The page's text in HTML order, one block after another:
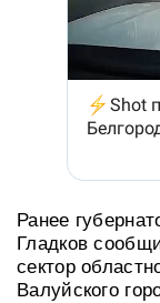
Ранее
Гладков
сектор
Валуйского